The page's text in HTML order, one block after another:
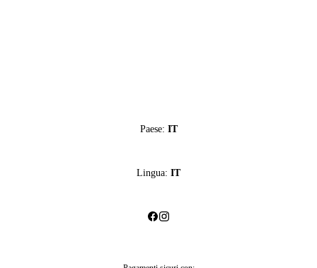
Paese: IT
Lingua: IT